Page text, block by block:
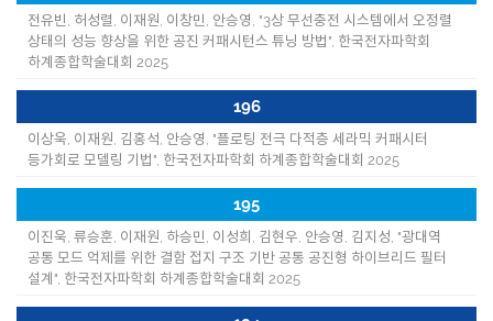
전유빈, 허성렬, 이재원, 이창민, 안승영, "3상 무선충전 시스템에서 오정렬
상태의 성능 향상을 위한 공진 커패시턴스 튜닝 방법", 한국전자파학회
하계종합학술대회 2025
196
이상욱, 이재원, 김홍석, 안승영, "플로팅 전극 다적층 세라믹 커패시터
등가회로 모델링 기법", 한국전자파학회 하계종합학술대회 2025
195
이진욱, 류승훈, 이재원, 하승민, 이성희, 김현우, 안승영, 김지성, "광대역
공통 모드 억제를 위한 결함 접지 구조 기반 공통 공진형 하이브리드 필터
설계", 한국전자파학회 하계종합학술대회 2025